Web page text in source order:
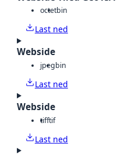
octetbin
Last ned
Webside
jpegbin
Last ned
Webside
tifftif
Last ned